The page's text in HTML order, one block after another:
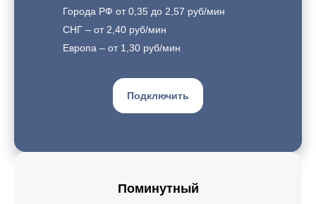
Города РФ от 0,35 до 2,57 руб/мин
СНГ – от 2,40 руб/мин
Европа – от 1,30 руб/мин
Подключить
Поминутный